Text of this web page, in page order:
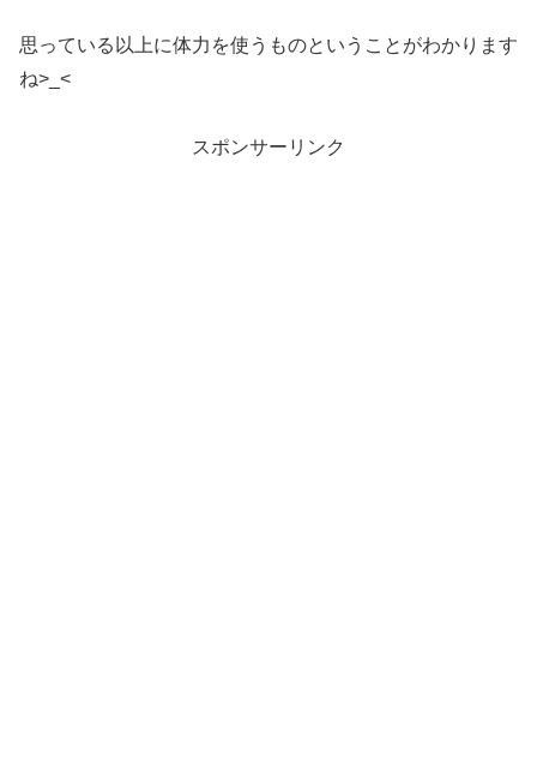
思っている以上に体力を使うものということがわかります
ね>_<
スポンサーリンク